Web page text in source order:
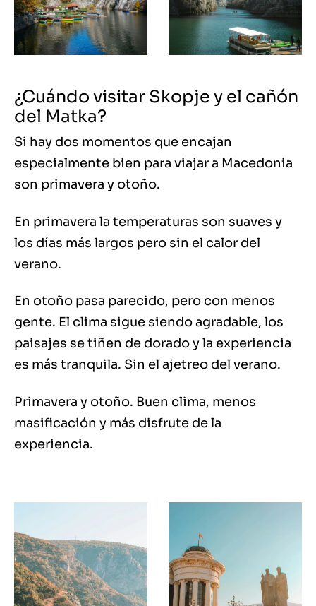
¿Cuándo visitar Skopje y el cañón
del Matka?
Si hay dos momentos que encajan
especialmente bien para viajar a Macedonia
son primavera y otoño.
En primavera la temperaturas son suaves y
los días más largos pero sin el calor del
verano.
En otoño pasa parecido, pero con menos
gente. El clima sigue siendo agradable, los
paisajes se tiñen de dorado y la experiencia
es más tranquila. Sin el ajetreo del verano.
Primavera y otoño. Buen clima, menos
masificación y más disfrute de la
experiencia.